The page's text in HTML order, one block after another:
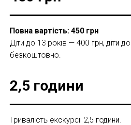
Повна вартість: 450 грн
Діти до 13 років — 400 грн, діти
безкоштовно.
2,5 години
Тривалість екскурсії 2,5 години.